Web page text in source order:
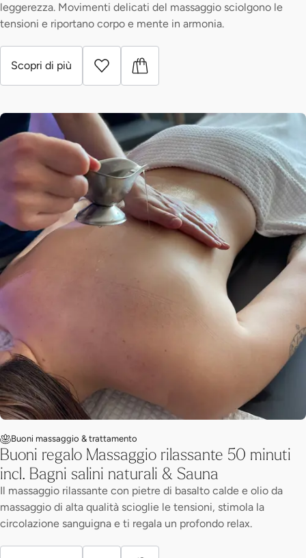
leggerezza. Movimenti delicati del massaggio sciolgono le
tensioni e riportano corpo e mente in armonia.
Scopri di più
Buoni massaggio & trattamento
Buoni regalo Massaggio rilassante 50 minuti
incl. Bagni salini naturali & Sauna
Il massaggio rilassante con pietre di basalto calde e olio da
massaggio di alta qualità scioglie le tensioni, stimola la
circolazione sanguigna e ti regala un profondo relax.